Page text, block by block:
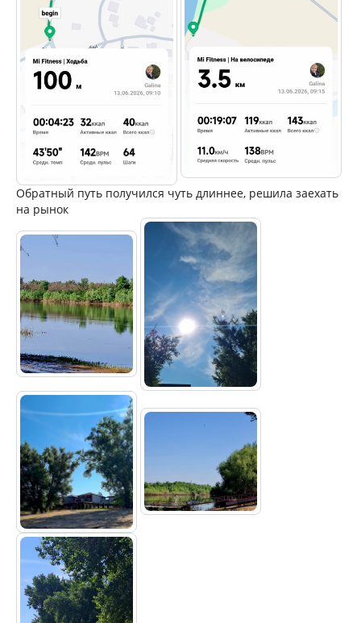
Обратный путь получился чуть длиннее, решила заехать
на рынок